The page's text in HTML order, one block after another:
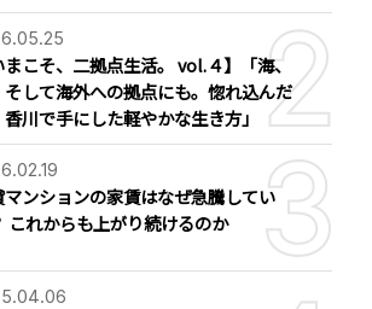
まこそ、二拠点生活。 vol.４】「海、
そして海外への拠点にも。惚れ込んだ
川で手にした軽やかな生き方」
マンションの家賃はなぜ急騰してい
これからも上がり続けるのか